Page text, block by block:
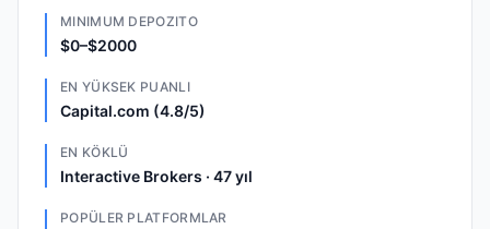
MINIMUM DEPOZITO
$0–$2000
EN YÜKSEK PUANLI
Capital.com (4.8/5)
EN KÖKLÜ
Interactive Brokers · 47 yıl
POPÜLER PLATFORMLAR